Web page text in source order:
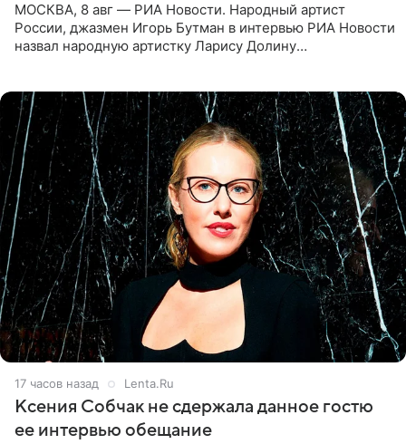
МОСКВА, 8 авг — РИА Новости. Народный артист
России, джазмен Игорь Бутман в интервью РИА Новости
назвал народную артистку Ларису Долину
17 часов назад Lenta.Ru
Ксения Собчак не сдержала данное гостю
ее интервью обещание